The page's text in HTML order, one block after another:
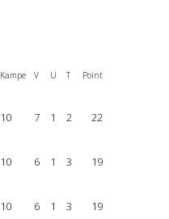
Kampe V U T Point
10 7 1 2 22
10 6 1 3 19
10 6 1 3 19